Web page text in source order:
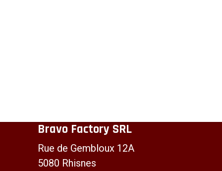
Bravo Factory SRL
Rue de Gembloux 12A
5080 Rhisnes